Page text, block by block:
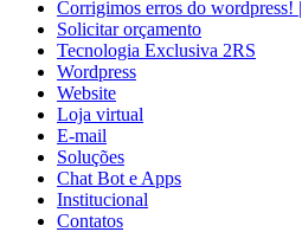
Corrigimos erros do wordpress! |
Solicitar orçamento
Tecnologia Exclusiva 2RS
Wordpress
Website
Loja virtual
E-mail
Soluções
Chat Bot e Apps
Institucional
Contatos